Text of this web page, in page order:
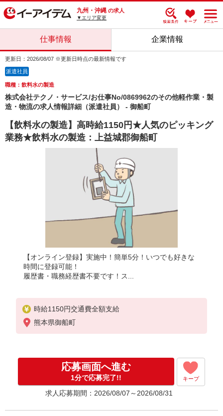
九州・沖縄 の求人
▼エリア変更
仕事情報 企業情報
更新日：2026/08/07 ※更新日時点の最新情報です
派遣社員
職種：飲料水の製造
株式会社テクノ・サービス/お仕事No/0869962のその他軽作業・製
造・物流の求人情報詳細（派遣社員） - 御船町
【飲料水の製造】高時給1150円★人気のピッキング
業務★飲料水の製造：上益城郡御船町
【オンライン登録】実施中！簡単5分！いつでも好きな
時間に登録可能！
履歴書・職務経歴書不要です！ス...
時給1150円交通費全額支給
熊本県御船町
応募画面へ進む
1分で応募完了!! キープ
求人応募期間：2026/08/07～2026/08/31